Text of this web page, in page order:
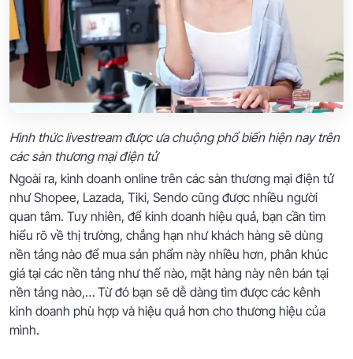
Hình thức livestream được ưa chuộng phổ biến hiện nay trên
các sàn thương mại điện tử
Ngoài ra, kinh doanh online trên các sàn thương mại điện tử
như Shopee, Lazada, Tiki, Sendo cũng được nhiều người
quan tâm. Tuy nhiên, để kinh doanh hiệu quả, bạn cần tìm
hiểu rõ về thị trường, chẳng hạn như khách hàng sẽ dùng
nền tảng nào để mua sản phẩm này nhiều hơn, phân khúc
giá tại các nền tảng như thế nào, mặt hàng này nên bán tại
nền tảng nào,… Từ đó bạn sẽ dễ dàng tìm được các kênh
kinh doanh phù hợp và hiệu quả hơn cho thương hiệu của
mình.